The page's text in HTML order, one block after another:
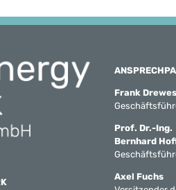
Frank Drewes
Prof. Dr.-Ing.
Bernhard
Axel Fuchs